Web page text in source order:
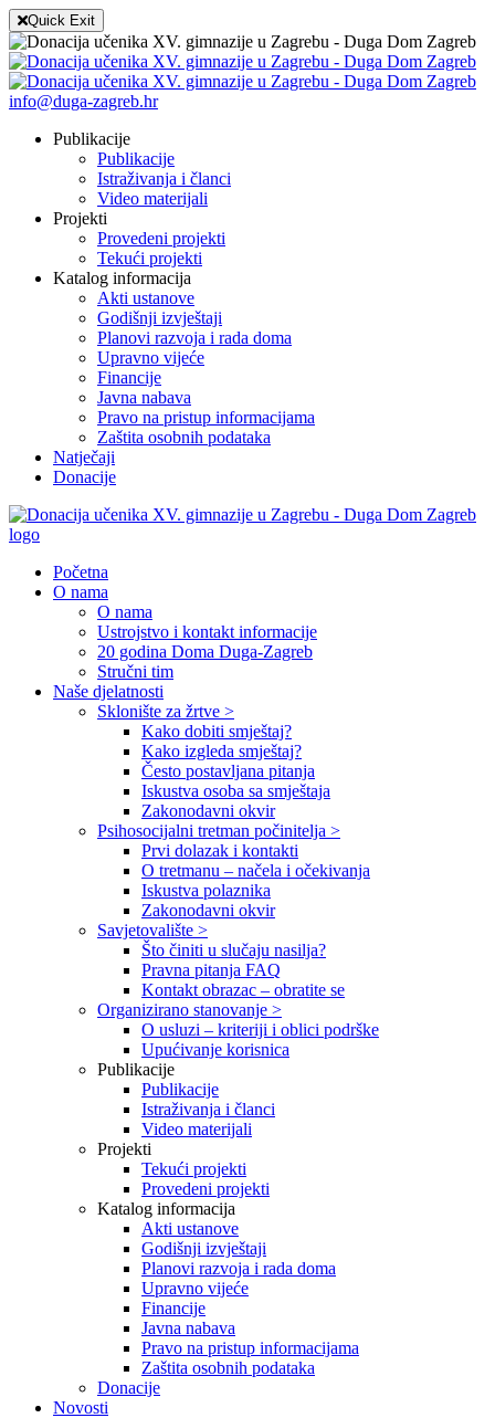
Quick Exit
info@duga-zagreb.hr
Publikacije
Publikacije
Istraživanja i članci
Video materijali
Projekti
Provedeni projekti
Tekući projekti
Katalog informacija
Akti ustanove
Godišnji izvještaji
Planovi razvoja i rada doma
Upravno vijeće
Financije
Javna nabava
Pravo na pristup informacijama
Zaštita osobnih podataka
Natječaji
Donacije
Početna
O nama
O nama
Ustrojstvo i kontakt informacije
20 godina Doma Duga-Zagreb
Stručni tim
Naše djelatnosti
Sklonište za žrtve >
Kako dobiti smještaj?
Kako izgleda smještaj?
Često postavljana pitanja
Iskustva osoba sa smještaja
Zakonodavni okvir
Psihosocijalni tretman počinitelja >
Prvi dolazak i kontakti
O tretmanu – načela i očekivanja
Iskustva polaznika
Zakonodavni okvir
Savjetovalište >
Što činiti u slučaju nasilja?
Pravna pitanja FAQ
Kontakt obrazac – obratite se
Organizirano stanovanje >
O usluzi – kriteriji i oblici podrške
Upućivanje korisnica
Publikacije
Publikacije
Istraživanja i članci
Video materijali
Projekti
Tekući projekti
Provedeni projekti
Katalog informacija
Akti ustanove
Godišnji izvještaji
Planovi razvoja i rada doma
Upravno vijeće
Financije
Javna nabava
Pravo na pristup informacijama
Zaštita osobnih podataka
Donacije
Novosti